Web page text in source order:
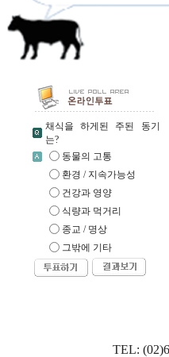
채식을 하게된 주된 동기
는?
동물의 고통
환경 / 지속가능성
건강과 영양
식량과 먹거리
종교 / 명상
그밖에 기타
TEL: